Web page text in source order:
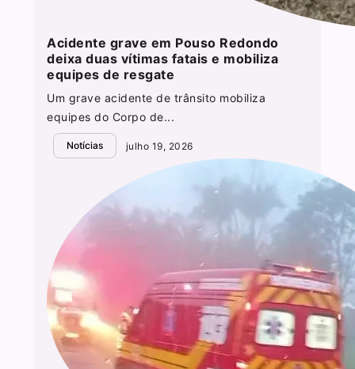
Acidente grave em Pouso Redondo
deixa duas vítimas fatais e mobiliza
equipes de resgate
Um grave acidente de trânsito mobiliza
equipes do Corpo de...
Notícias julho 19, 2026